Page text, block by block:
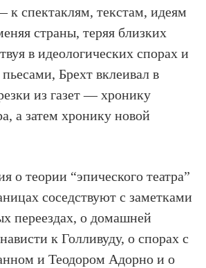
к спектаклям, текстам, идеям
страны, теряя близких
в идеологических спорах и
Брехт вклеивал в
из газет — хронику
а затем хронику новой
о теории “эпического театра”
соседствуют с заметками
переездах, о домашней
к Голливуду, о спорах с
и Теодором Адорно и о